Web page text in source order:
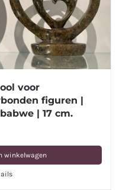
voor
figuren |
| 17 cm.
winkelwagen